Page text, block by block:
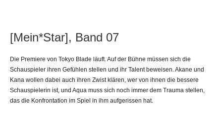
[Mein*Star], Band 07
Die Premiere von Tokyo Blade läuft. Auf der Bühne müssen sich die
Schauspieler ihren Gefühlen stellen und ihr Talent beweisen. Akane und
Kana wollen dabei auch ihren Zwist klären, wer von ihnen die bessere
Schauspielerin ist, und Aqua muss sich noch immer dem Trauma stellen,
das die Konfrontation im Spiel in ihm aufgerissen hat.